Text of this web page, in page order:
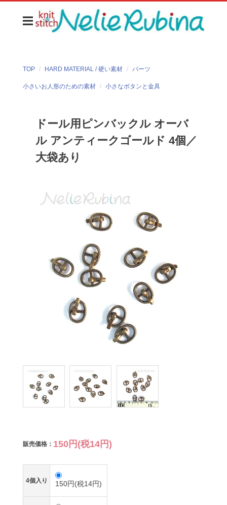
TOP HARD MATERIAL / 硬い素材 パーツ
小さいお人形のための素材 小さなボタンと金具
ドール用ピンバックル オーバ
ル アンティークゴールド 4個／
大袋あり
販売価格： 150円(税14円)
4個入り 150円(税14円)